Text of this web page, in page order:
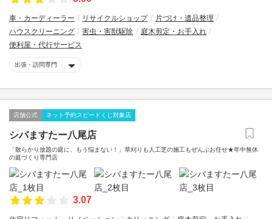
車・カーディーラー リサイクルショップ
片づけ・遺品整理
ハウスクリーニング
害虫・害獣駆除
庭木剪定・お手入れ
便利屋・代行サービス
出張・訪問専門
店舗公式 ネット予約スピードくじ対象店
シバますたー八尾店
「散らかり放題の庭に、もう悩まない！」草刈りも人工芝の施工もぜんぶお任せ★年中無休
の庭づくり専門店
3.07